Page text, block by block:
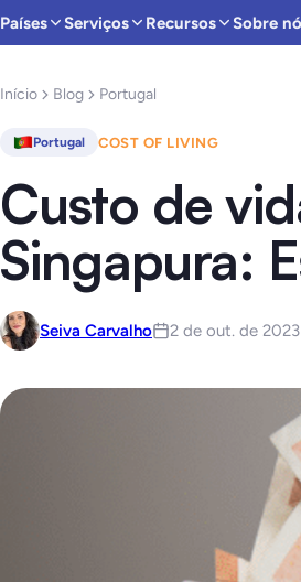
Países Serviços Recursos Sobre
Início Blog Portugal
Portugal COST OF LIVING
Custo de
Singapura:
Seiva Carvalho 2 de out. de 2023